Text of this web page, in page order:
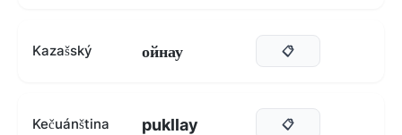
Kazašský ойнау 📋
Kečuánština pukllay 📋